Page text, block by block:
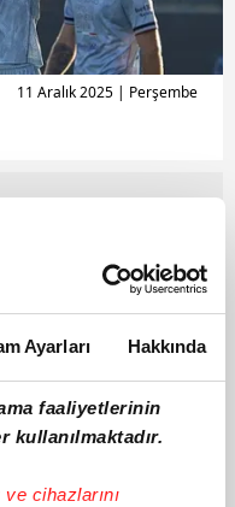
Ayarları Hakkında
faaliyetlerinin
kullanılmaktadır.
ve cihazlarını
11 Aralık 2025 | Perşembe